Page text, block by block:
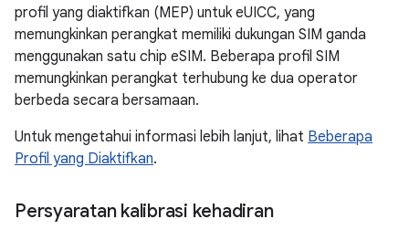
profil yang diaktifkan (MEP) untuk eUICC, yang
memungkinkan perangkat memiliki dukungan SIM ganda
menggunakan satu chip eSIM. Beberapa profil SIM
memungkinkan perangkat terhubung ke dua operator
berbeda secara bersamaan.
Untuk mengetahui informasi lebih lanjut, lihat Beberapa
Profil yang Diaktifkan.
Persyaratan kalibrasi kehadiran